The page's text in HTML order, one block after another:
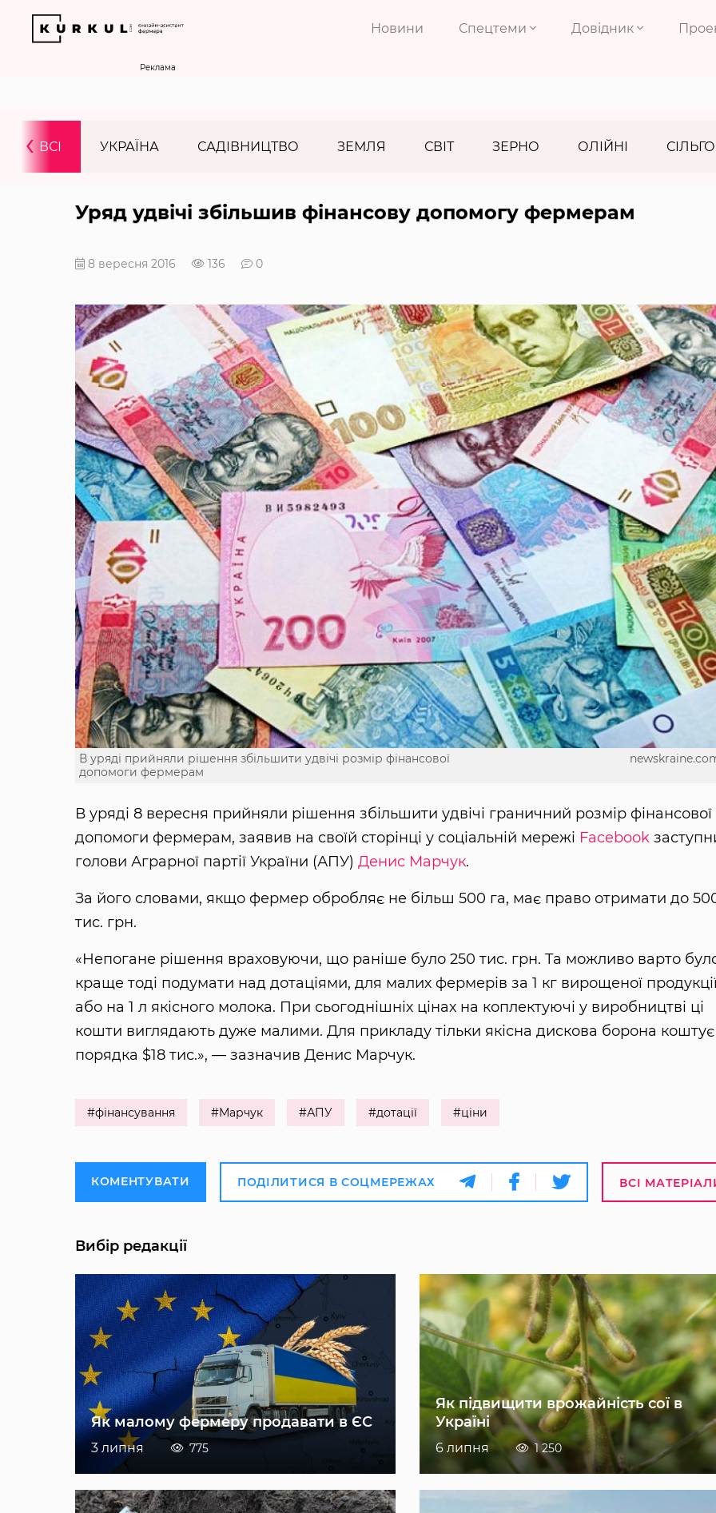
Новини Спецтеми Довідник
Реклама
ВСІ УКРАЇНА САДІВНИЦТВО ЗЕМЛЯ СВІТ ЗЕРНО ОЛІЙНІ
‹
Уряд удвічі збільшив фінансову допомогу фермерам
8 вересня 2016 136 0
В уряді прийняли рішення збільшити удвічі розмір фінансової
допомоги фермерам
В уряді 8 вересня прийняли рішення збільшити удвічі граничний розмір фінансової
допомоги фермерам, заявив на своїй сторінці у соціальній мережі Facebook
голови Аграрної партії України (АПУ) Денис Марчук.
За його словами, якщо фермер обробляє не більш 500 га, має право отримати до
тис. грн.
«Непогане рішення враховуючи, що раніше було 250 тис. грн. Та можливо варто
краще тоді подумати над дотаціями, для малих фермерів за 1 кг вирощеної
або на 1 л якісного молока. При сьогоднішніх цінах на коплектуючі у виробництві ці
кошти виглядають дуже малими. Для прикладу тільки якісна дискова борона коштує
порядка $18 тис.», — зазначив Денис Марчук.
#фінансування #Марчук #АПУ #дотації #ціни
КОМЕНТУВАТИ ПОДІЛИТИСЯ В СОЦМЕРЕЖАХ ВСІ
Вибір редакції
Як малому фермеру продавати в ЄС
3 липня 775
Як підвищити врожайність сої в
Україні
6 липня 1 250